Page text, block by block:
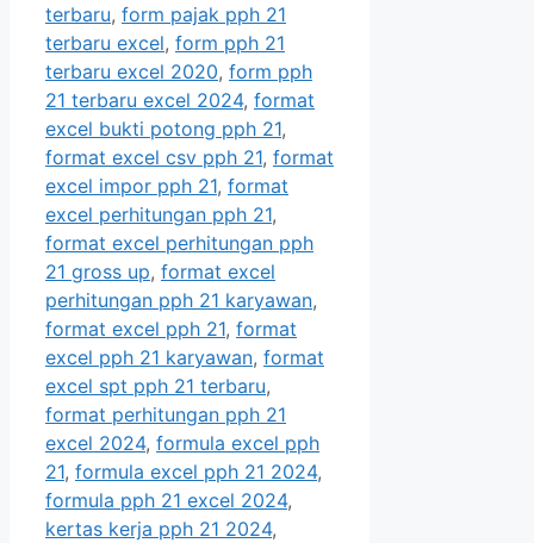
terbaru, form pajak pph 21
terbaru excel, form pph 21
terbaru excel 2020, form pph
21 terbaru excel 2024, format
excel bukti potong pph 21,
format excel csv pph 21, format
excel impor pph 21, format
excel perhitungan pph 21,
format excel perhitungan pph
21 gross up, format excel
perhitungan pph 21 karyawan,
format excel pph 21, format
excel pph 21 karyawan, format
excel spt pph 21 terbaru,
format perhitungan pph 21
excel 2024, formula excel pph
21, formula excel pph 21 2024,
formula pph 21 excel 2024,
kertas kerja pph 21 2024,